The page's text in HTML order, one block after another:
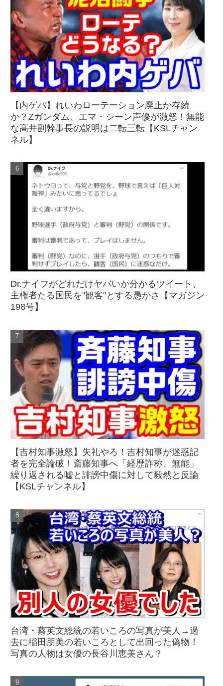
【内ゲバ】れいわローテーション廃止か存続
か？Zガンダム、エマ・シーン声優が激怒！無能
な高井副幹事長の説明は二転三転【KSLチャン
ネル】
Dr.ナイフがどれだけヤバいか分かるツイート、
主権者たる国民を"観客"とする愚かさ【マガジン
198号】
【吉村知事激怒】失礼やろ！吉村知事が迷惑記
者を完全論破！斎藤知事へ「経歴詐称、無能」
繰り返される嘘と誹謗中傷に対して毅然と反論
【KSLチャンネル】
台湾・蔡英文総統の若いころの写真が美人→過
去に稲田朋美の若いころとして出回った偽物！
写真の人物は女優の長谷川恵美さん？